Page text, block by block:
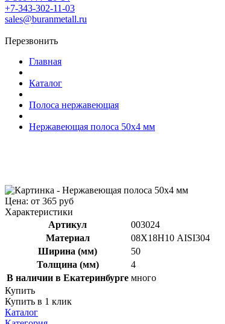
+7-343-302-11-03
sales@buranmetall.ru
Перезвонить
Главная
Каталог
Полоса нержавеющая
Нержавеющая полоса 50x4 мм
Цена: от 365 руб
Характеристики
Артикул
003024
Материал
08Х18Н10 AISI304
Ширина (мм)
50
Толщина (мм)
4
В наличии в Екатеринбурге много
Купить
Купить в 1 клик
Каталог